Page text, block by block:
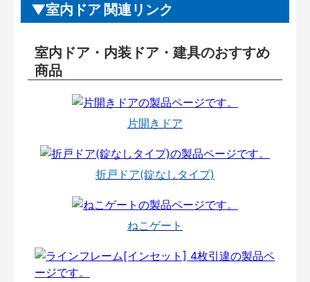
室内ドア 関連リンク
室内ドア・内装ドア・建具のおすすめ
商品
片開きドア
折戸ドア(錠なしタイプ)
ねこゲート